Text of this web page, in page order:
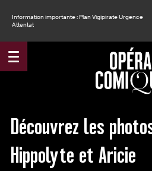
Information importante : Plan Vigipirate Urgence
Attentat
Découvrez les
Hippolyte et Aricie